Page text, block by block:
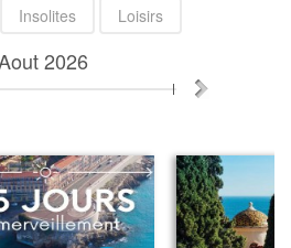
Insolites Loisirs
2026